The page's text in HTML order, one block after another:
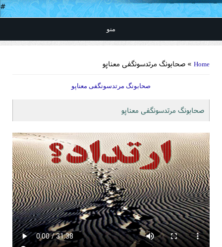
#
منو
Home » صحابونگ مرتدسونگفی معناپو
صحابونگ مرتدسونگفی معناپو
صحابونگ مرتدسونگفی معناپو